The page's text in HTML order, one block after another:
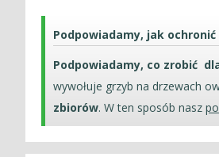
Podpowiadamy, jak
Podpowiadamy, co zrobić
wywołuje grzyb na drzewach
zbiorów. W ten sposób nasz